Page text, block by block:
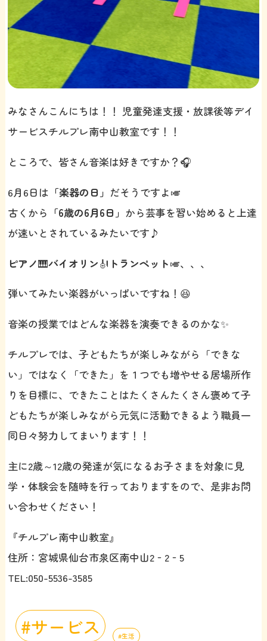
みなさんこんにちは！！ 児童発達支援・放課後等デイ
サービスチルプレ南中山教室です！！
ところで、皆さん音楽は好きですか？🎧
6月6日は 「楽器の日」 だそうですよ🎺
古くから 「6歳の6月6日」 から芸事を習い始めると上達
が速いとされているみたいです♪
ピアノ🎹バイオリン🎻 トランペット🎺、、、
弾いてみたい楽器がいっぱいですね！😆
音楽の授業ではどんな楽器を演奏できるのかな✨
チルプレでは、子どもたちが楽しみながら「できな
い」ではなく「できた」を１つでも増やせる居場所作
りを目標に、できたことはたくさんたくさん褒めて子
どもたちが楽しみながら元気に活動できるよう職員一
同日々努力してまいります！！
主に2歳～12歳の発達が気になるお子さまを対象に見
学・体験会を随時を行っておりますをので、是非お問
い合わせください！
『チルプレ南中山教室』
住所：宮城県仙台市泉区南中山2‐2‐5
TEL:050-5536-3585
サービス 生活